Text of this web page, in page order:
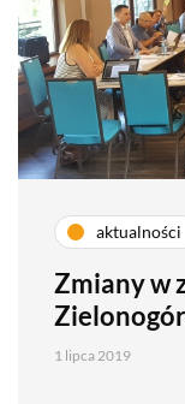
aktualności
Zmiany w
1 lipca 2019